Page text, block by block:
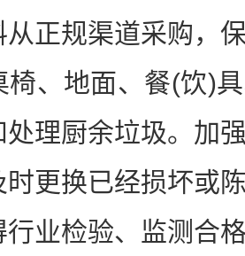
从正规渠道采购，
椅、地面、餐(饮)
处理厨余垃圾。加
时更换已经损坏或
行业检验、监测合